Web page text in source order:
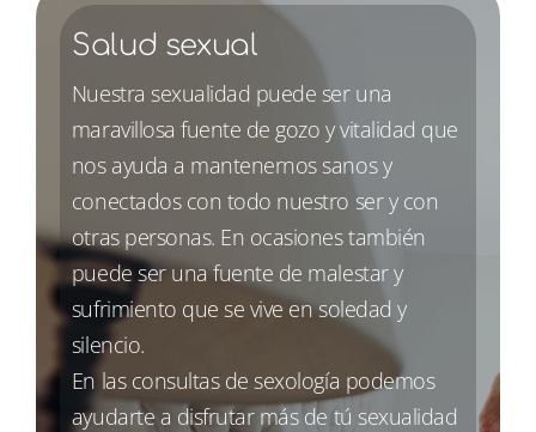
Salud sexual
Nuestra sexualidad puede ser una
maravillosa fuente de gozo y vitalidad que
nos ayuda a mantenernos sanos y
conectados con todo nuestro ser y con
otras personas. En ocasiones también
puede ser una fuente de malestar y
sufrimiento que se vive en soledad y
silencio.
En las consultas de sexología podemos
ayudarte a disfrutar más de tú sexualidad